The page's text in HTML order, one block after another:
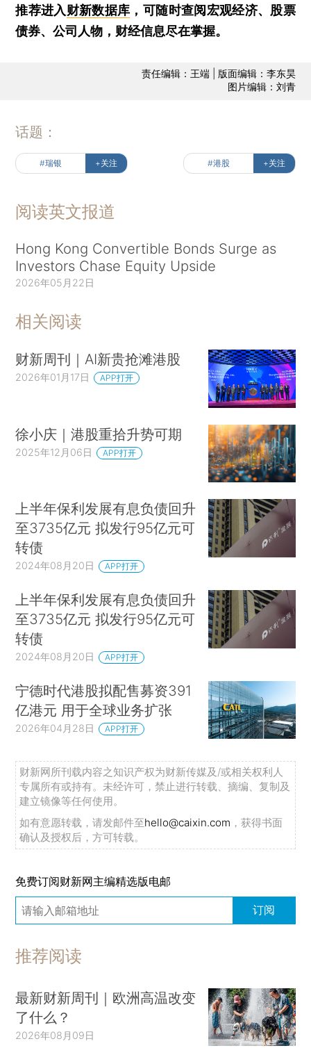
推荐进入财新数据库 ，可随时查阅宏观经济、股票
债券、公司人物，财经信息尽在掌握。
责任编辑：王端 | 版面编辑：李东昊
图片编辑：刘青
话题：
#瑞银 +关注 #港股 +关注
阅读英文报道
Hong Kong Convertible Bonds Surge as
Investors Chase Equity Upside
2026年05月22日
相关阅读
财新周刊｜AI新贵抢滩港股
2026年01月17日 APP打开
徐小庆｜港股重拾升势可期
2025年12月06日 APP打开
上半年保利发展有息负债回升
至3735亿元 拟发行95亿元可
转债
2024年08月20日 APP打开
上半年保利发展有息负债回升
至3735亿元 拟发行95亿元可
转债
2024年08月20日 APP打开
宁德时代港股拟配售募资391
亿港元 用于全球业务扩张
2026年04月28日 APP打开
财新网所刊载内容之知识产权为财新传媒及/或相关权利人
专属所有或持有。未经许可，禁止进行转载、摘编、复制及
建立镜像等任何使用。
如有意愿转载，请发邮件至hello@caixin.com ，获得书面
确认及授权后，方可转载。
免费订阅财新网主编精选版电邮
订阅
推荐阅读
最新财新周刊｜欧洲高温改变
了什么？
2026年08月09日